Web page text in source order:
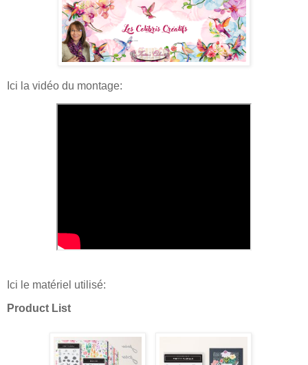
Ici la vidéo du montage:
Ici le matériel utilisé:
Product List